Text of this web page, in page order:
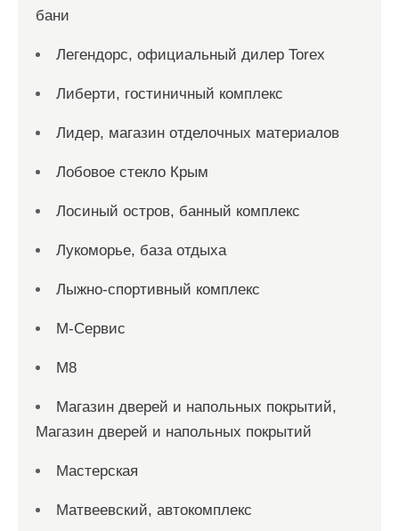
бани
Легендорс, официальный дилер Torex
Либерти, гостиничный комплекс
Лидер, магазин отделочных материалов
Лобовое стекло Крым
Лосиный остров, банный комплекс
Лукоморье, база отдыха
Лыжно-спортивный комплекс
М-Сервис
М8
Магазин дверей и напольных покрытий,
Магазин дверей и напольных покрытий
Мастерская
Матвеевский, автокомплекс